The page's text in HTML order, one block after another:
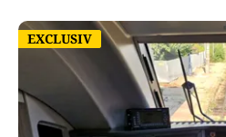
EXCLUSIV
EXCLUSIV